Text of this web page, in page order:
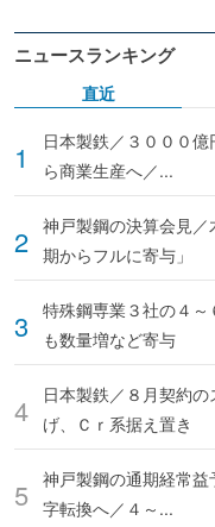
ニュースランキング
直近
日本製鉄／３０００
ら商業生産へ／...
神戸製鋼の決算会見
期からフルに寄与」
特殊鋼専業３社の４
も数量増など寄与
日本製鉄／８月契約
げ、Ｃｒ系据え置き
神戸製鋼の通期経常
字転換へ／４～...